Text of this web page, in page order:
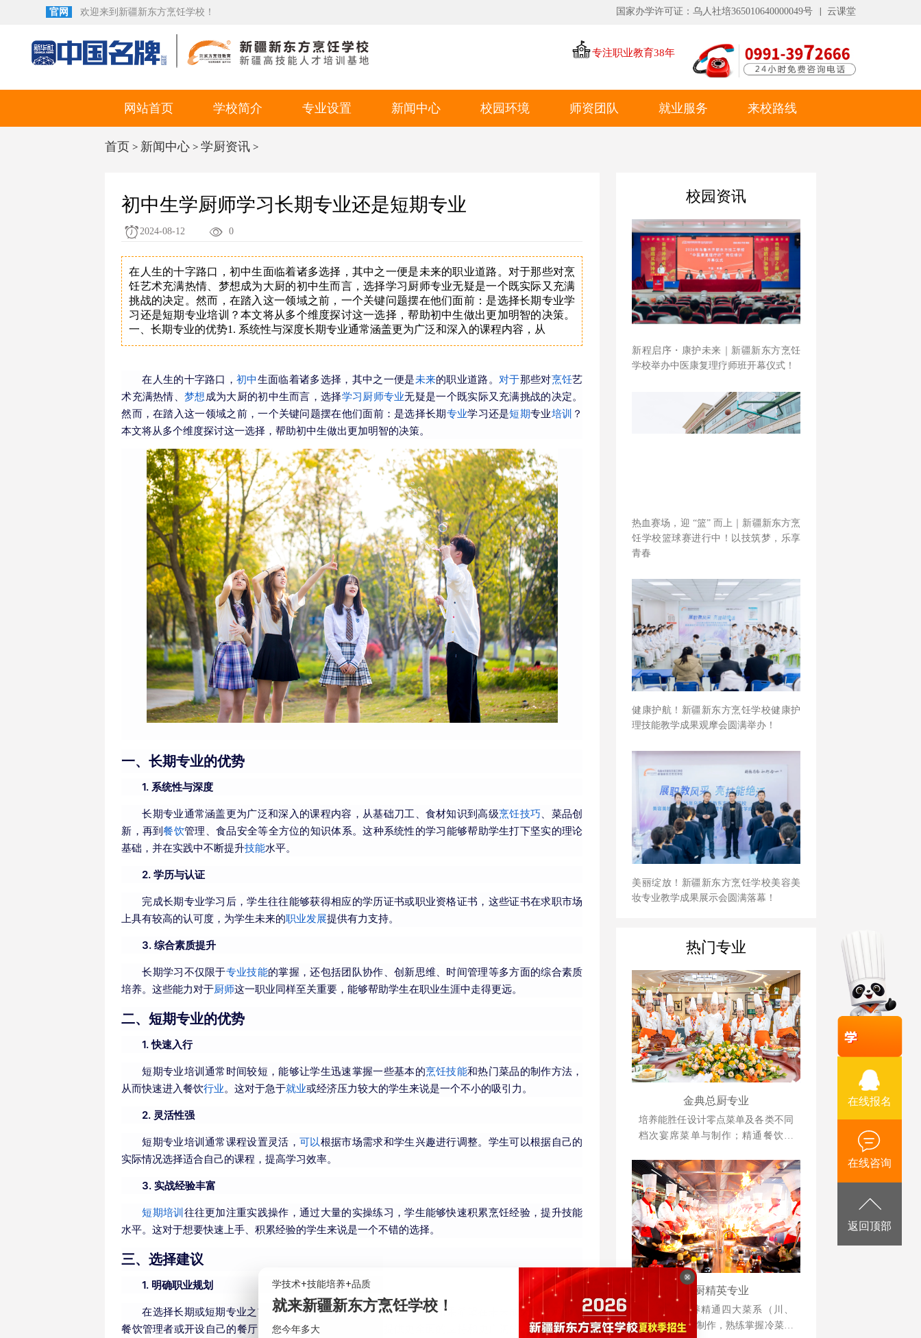
官网 欢迎来到新疆新东方烹饪学校！ 国家办学许可证：乌人社培365010640000049号 云课堂
专注职业教育38年
网站首页 学校简介 专业设置
西餐专业
新闻中心
就业动态
校园环境 师资团队 就业服务 来校路线
首页 > 新闻中心> 学厨资讯>
初中生学厨师学习长期专业还是短期专业
2024-08-12 0
在人生的十字路口，初中生面临着诸多选择，其中之一便是未来的职业道路。对于那些对烹
饪艺术充满热情、梦想成为大厨的初中生而言，选择学习厨师专业无疑是一个既实际又充满
挑战的决定。然而，在踏入这一领域之前，一个关键问题摆在他们面前：是选择长期专业学
习还是短期专业培训？本文将从多个维度探讨这一选择，帮助初中生做出更加明智的决策。
一、长期专业的优势1. 系统性与深度长期专业通常涵盖更为广泛和深入的课程内容，从
在人生的十字路口，初中生面临着诸多选择，其中之一便是未来的职业道路。对于那些对烹饪艺
术充满热情、梦想成为大厨的初中生而言，选择学习厨师专业无疑是一个既实际又充满挑战的决定。
然而，在踏入这一领域之前，一个关键问题摆在他们面前：是选择长期专业学习还是短期专业培训 ？
本文将从多个维度探讨这一选择，帮助初中生做出更加明智的决策。
一、长期专业的优势
1. 系统性与深度
长期专业通常涵盖更为广泛和深入的课程内容，从基础刀工、食材知识到高级烹饪技巧、菜品创
新，再到餐饮管理、食品安全等全方位的知识体系。这种系统性的学习能够帮助学生打下坚实的理论
基础，并在实践中不断提升技能水平。
2. 学历与认证
完成长期专业学习后，学生往往能够获得相应的学历证书或职业资格证书，这些证书在求职市场
上具有较高的认可度，为学生未来的职业发展提供有力支持。
3. 综合素质提升
长期学习不仅限于专业技能的掌握，还包括团队协作、创新思维、时间管理等多方面的综合素质
培养。这些能力对于厨师这一职业同样至关重要，能够帮助学生在职业生涯中走得更远。
二、短期专业的优势
1. 快速入行
短期专业培训通常时间较短，能够让学生迅速掌握一些基本的烹饪技能和热门菜品的制作方法，
从而快速进入餐饮行业。这对于急于就业或经济压力较大的学生来说是一个不小的吸引力。
2. 灵活性强
短期专业培训通常课程设置灵活，可以根据市场需求和学生兴趣进行调整。学生可以根据自己的
实际情况选择适合自己的课程，提高学习效率。
3. 实战经验丰富
短期培训往往更加注重实践操作，通过大量的实操练习，学生能够快速积累烹饪经验，提升技能
水平。这对于想要快速上手、积累经验的学生来说是一个不错的选择。
三、选择建议
1. 明确职业规划
在选择长期或短期专业之前，学生应首先明确自己的职业规划。如果希望在未来成为高级厨师、
餐饮管理者或开设自己的餐厅，那么长期专业学习将为你提供更全面的支持和更广阔的
发展空间。如
校园资讯
新程启序・康护未来｜新疆新东方烹饪
学校举办中医康复理疗师班开幕仪式！
热血赛场，迎 “篮” 而上｜新疆新东方烹
饪学校篮球赛进行中！以技筑梦，乐享
青春
健康护航！新疆新东方烹饪学校健康护
理技能教学成果观摩会圆满举办！
美丽绽放！新疆新东方烹饪学校美容美
妆专业教学成果展示会圆满落幕！
热门专业
金典总厨专业
培养能胜任设计零点菜单及各类不同
档次宴席菜单与制作；精通餐饮管
创业、创新能力强的综合型人才。
大厨精英专业
本专业以培养精通四大菜系（川、
浙、粤、苏）制作，熟练掌握冷菜、
学技术+技能培养+品质
就来新疆新东方烹饪学校！
您今年多大
在线报名
在线咨询
返回顶部